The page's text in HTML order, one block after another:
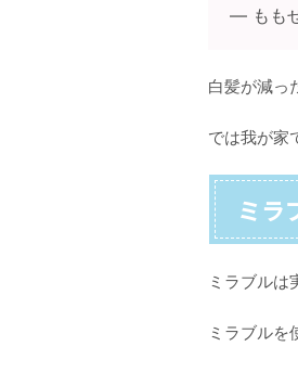
— もも
白髪が減っ
では我が家
ミラ
ミラブルは
ミラブルを